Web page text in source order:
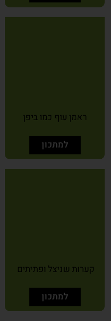
ראמן עוף כמו ביפן
למתכון
קערות שניצל ופתיתים
למתכון